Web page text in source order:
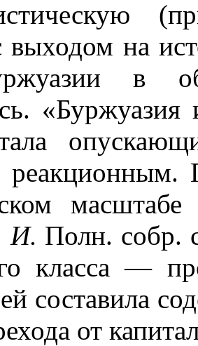
на
в
И. Полн. собр.
класса —
составила
от